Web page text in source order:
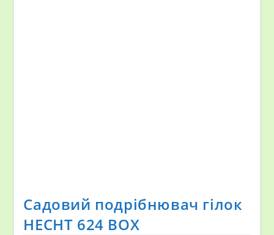
Садовий подрібнювач гілок
HECHT 624 BOX